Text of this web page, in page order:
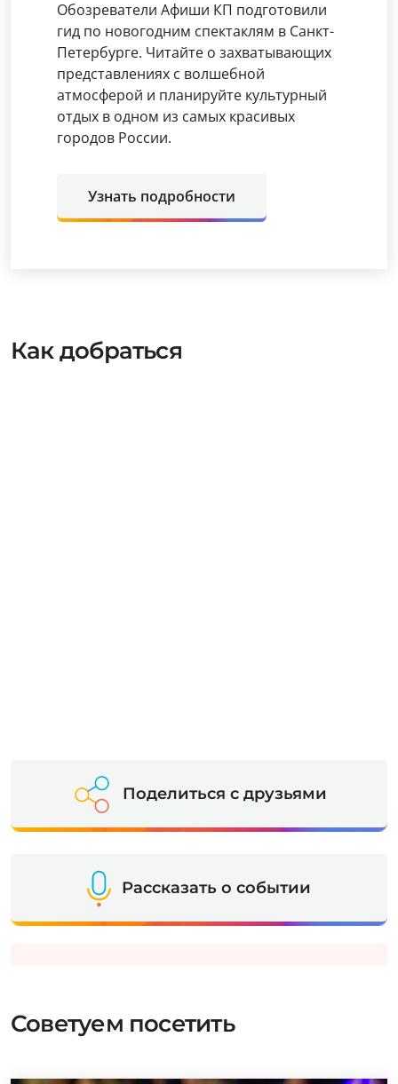
Обозреватели Афиши КП подготовили
гид по новогодним спектаклям в Санкт-
Петербурге. Читайте о захватывающих
представлениях с волшебной
атмосферой и планируйте культурный
отдых в одном из самых красивых
городов России.
Узнать подробности
Как добраться
Поделиться с друзьями
Рассказать о событии
Советуем посетить